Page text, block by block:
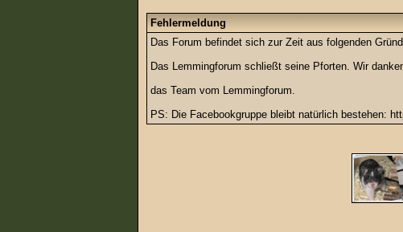
Fehlermeldung
Das Forum befindet sich zur Zeit aus folgenden
Das Lemmingforum schließt seine Pforten. Wir
das Team vom Lemmingforum.
PS: Die Facebookgruppe bleibt natürlich bestehen: